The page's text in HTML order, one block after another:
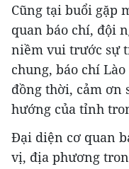
Cũng tại buổi gặp
quan báo chí, đội
niềm vui trước sự
chung, báo chí
đồng thời, cảm ơn
hướng của tỉnh
Đại diện cơ quan
vị, địa phương